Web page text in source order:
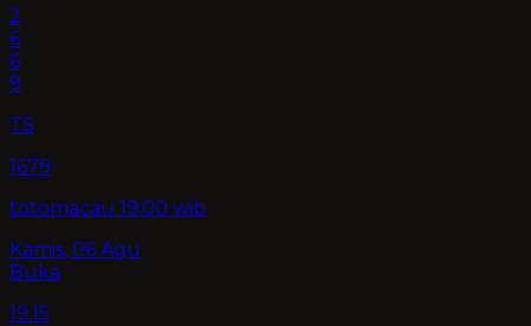
2
6
6
9
TS
1679
totomacau 19:00 wib
Kamis, 06 Agu
Buka
19.15